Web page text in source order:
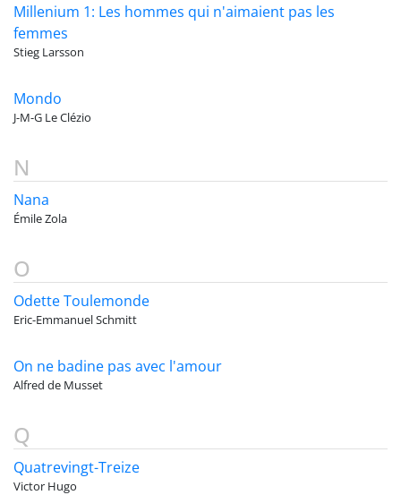
Millenium 1: Les hommes qui n'aimaient pas les
femmes
Stieg Larsson
Mondo
J-M-G Le Clézio
N
Nana
Émile Zola
O
Odette Toulemonde
Eric-Emmanuel Schmitt
On ne badine pas avec l'amour
Alfred de Musset
Q
Quatrevingt-Treize
Victor Hugo